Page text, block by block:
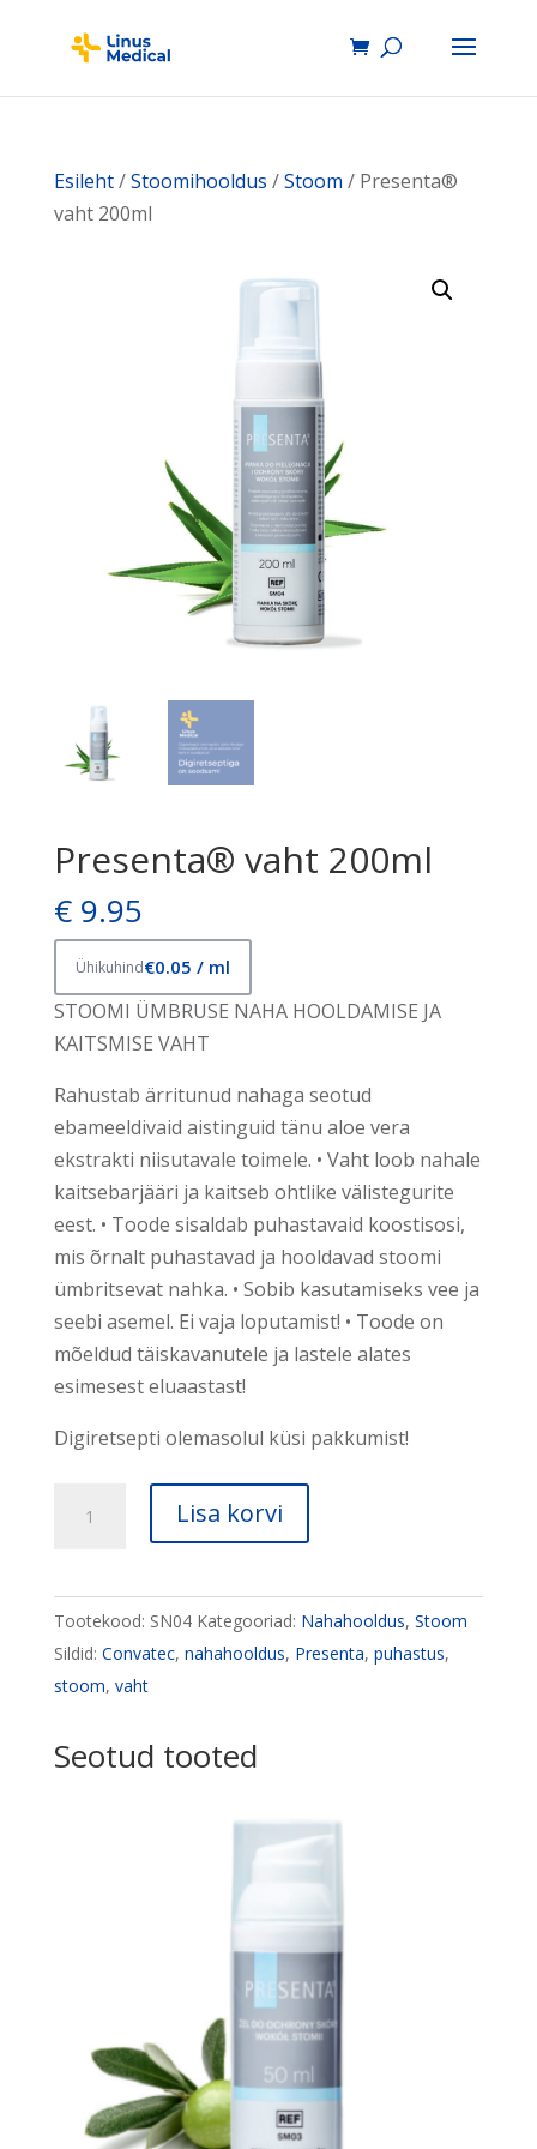
Esileht/Stoomihooldus /Stoom / Presenta®
vaht 200ml
Presenta® vaht 200ml
€9.95
Ühikuhind€0.05 / ml
STOOMI ÜMBRUSE NAHA HOOLDAMISE JA
KAITSMISE VAHT
Rahustab ärritunud nahaga seotud
ebameeldivaid aistinguid tänu aloe vera
ekstrakti niisutavale toimele. • Vaht loob nahale
kaitsebarjääri ja kaitseb ohtlike välistegurite
eest. • Toode sisaldab puhastavaid koostisosi,
mis õrnalt puhastavad ja hooldavad stoomi
ümbritsevat nahka. • Sobib kasutamiseks vee ja
seebi asemel. Ei vaja loputamist! • Toode on
mõeldud täiskavanutele ja lastele alates
esimesest eluaastast!
Digiretsepti olemasolul küsi pakkumist!
vaht
kogus
Lisa korvi
Tootekood: SN04 Kategooriad: Nahahooldus, Stoom
Sildid: Convatec, nahahooldus, Presenta, puhastus,
stoom, vaht
Seotud tooted